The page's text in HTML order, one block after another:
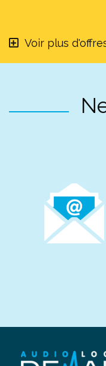
Voir plus